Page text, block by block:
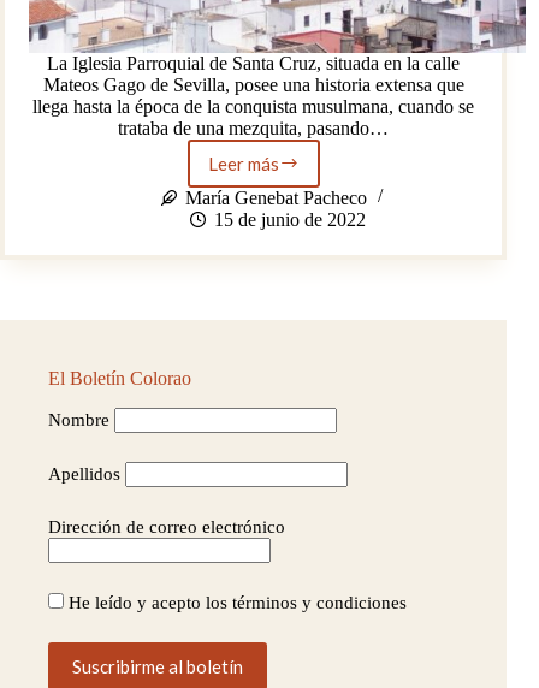
La Iglesia Parroquial de Santa Cruz, situada en la calle
Mateos Gago de Sevilla, posee una historia extensa que
llega hasta la época de la conquista musulmana, cuando se
trataba de una mezquita, pasando…
Leer más
Iglesia
de
Santa
María Genebat Pacheco
15 de junio de 2022
El Boletín Colorao
Nombre
Apellidos
Dirección de correo electrónico
He leído y acepto los términos y condiciones